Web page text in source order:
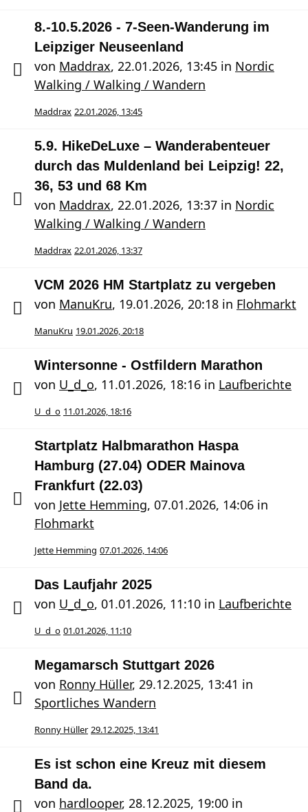
8.-10.5.2026 - 7-Seen-Wanderung im
Leipziger Neuseenland
von Maddrax, 22.01.2026, 13:45 in Nordic
Walking / Walking / Wandern
Maddrax 22.01.2026, 13:45
5.9. HikeDeLuxe – Wanderabenteuer
durch das Muldenland bei Leipzig! 22,
36, 53 und 68 Km
von Maddrax, 22.01.2026, 13:37 in Nordic
Walking / Walking / Wandern
Maddrax 22.01.2026, 13:37
VCM 2026 HM Startplatz zu vergeben
von ManuKru, 19.01.2026, 20:18 in Flohmarkt
ManuKru 19.01.2026, 20:18
Wintersonne - Ostfildern Marathon
von U_d_o, 11.01.2026, 18:16 in Laufberichte
U_d_o 11.01.2026, 18:16
Startplatz Halbmarathon Haspa
Hamburg (27.04) ODER Mainova
Frankfurt (22.03)
von Jette Hemming, 07.01.2026, 14:06 in
Flohmarkt
Jette Hemming 07.01.2026, 14:06
Das Laufjahr 2025
von U_d_o, 01.01.2026, 11:10 in Laufberichte
U_d_o 01.01.2026, 11:10
Megamarsch Stuttgart 2026
von Ronny Hüller, 29.12.2025, 13:41 in
Sportliches Wandern
Ronny Hüller 29.12.2025, 13:41
Es ist schon eine Kreuz mit diesem
Band da.
von hardlooper, 28.12.2025, 19:00 in